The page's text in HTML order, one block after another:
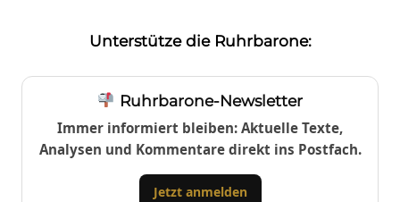
Unterstütze die Ruhrbarone:
Ruhrbarone-Newsletter
Immer informiert bleiben: Aktuelle Texte,
Analysen und Kommentare direkt ins Postfach.
Jetzt anmelden